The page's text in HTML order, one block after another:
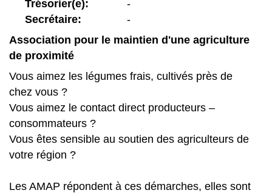
Trésorier(e):
Secrétaire:
-
-
Association pour le maintien d'une agriculture
de proximité
Vous aimez les légumes frais, cultivés près de
chez vous ?
Vous aimez le contact direct producteurs –
consommateurs ?
Vous êtes sensible au soutien des agriculteurs de
votre région ?
Les AMAP répondent à ces démarches, elles sont